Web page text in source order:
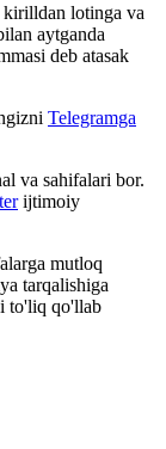
lotinga va
aytganda
deb atasak
Telegramga
va sahifalari bor.
ijtimoiy
mutloq
tarqalishiga
to'liq qo'llab